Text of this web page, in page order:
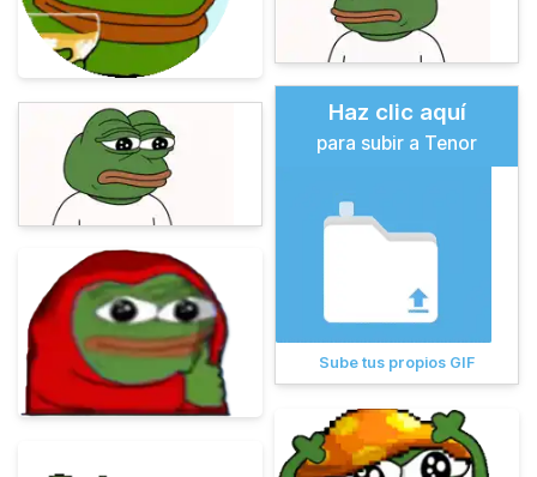
Haz clic aquí
para subir a Tenor
Sube tus propios GIF